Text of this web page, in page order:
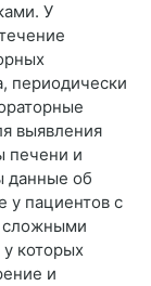
У
периодически
выявления
печени и
данные об
у пациентов с
сложными
которых
и